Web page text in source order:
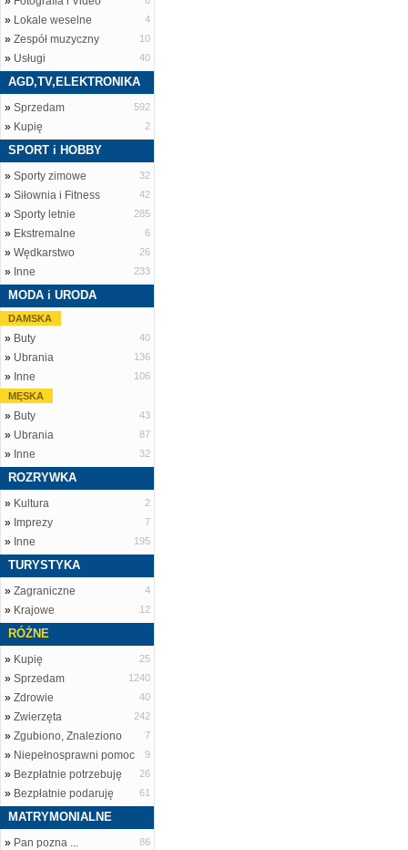
» Lokale weselne 4
» Zespół muzyczny 10
» Usługi 40
AGD,TV,ELEKTRONIKA
» Sprzedam 592
» Kupię 2
SPORT i HOBBY
» Sporty zimowe 32
» Siłownia i Fitness 42
» Sporty letnie 285
» Ekstremalne 6
» Wędkarstwo 26
» Inne 233
MODA i URODA
DAMSKA
» Buty 40
» Ubrania 136
» Inne
106
MĘSKA
» Buty 43
» Ubrania 87
» Inne 32
ROZRYWKA
» Kultura 2
» Imprezy 7
» Inne 195
TURYSTYKA
» Zagraniczne 4
» Krajowe 12
RÓŻNE
» Kupię 25
» Sprzedam 1240
» Zdrowie 40
» Zwierzęta 242
» Zgubiono, Znaleziono 7
» Niepełnosprawni pomoc 9
» Bezpłatnie potrzebuję 26
» Bezpłatnie podaruję 61
MATRYMONIALNE
» Pan pozna ... 86